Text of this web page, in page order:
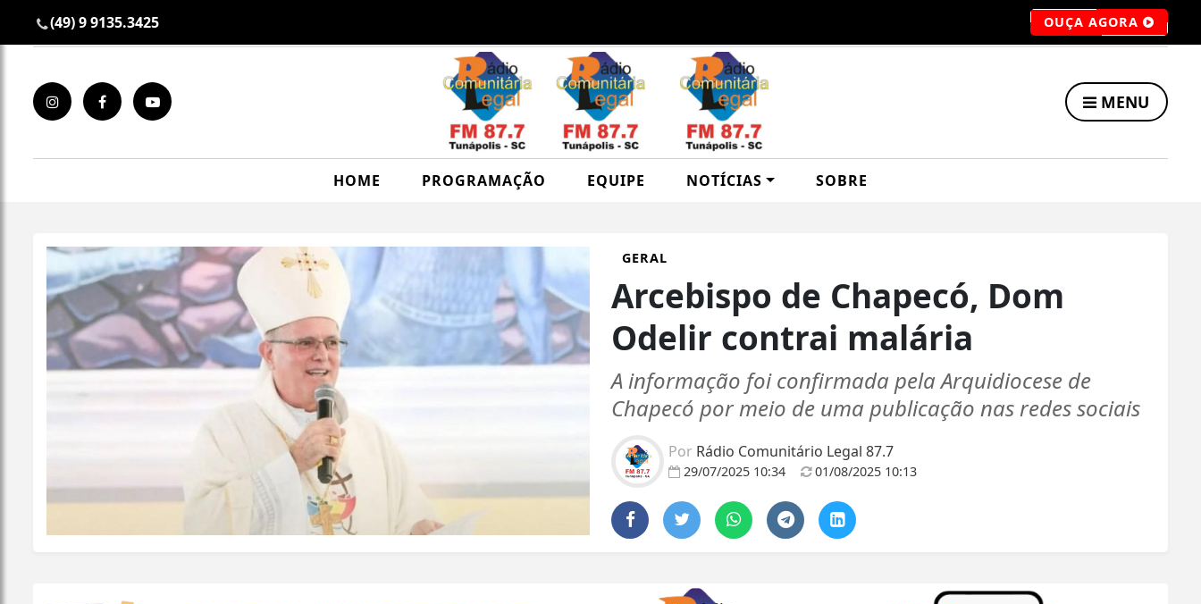
(49) 9 9135.3425 OUÇA AGORA
MENU
HOME PROGRAMAÇÃO EQUIPE NOTÍCIAS SOBRE
GERAL
Arcebispo de Chapecó, Dom
Odelir contrai malária
A informação foi confirmada pela Arquidiocese de
Chapecó por meio de uma publicação nas redes sociais
Por Rádio Comunitário Legal 87.7
29/07/2025 10:34 01/08/2025 10:13